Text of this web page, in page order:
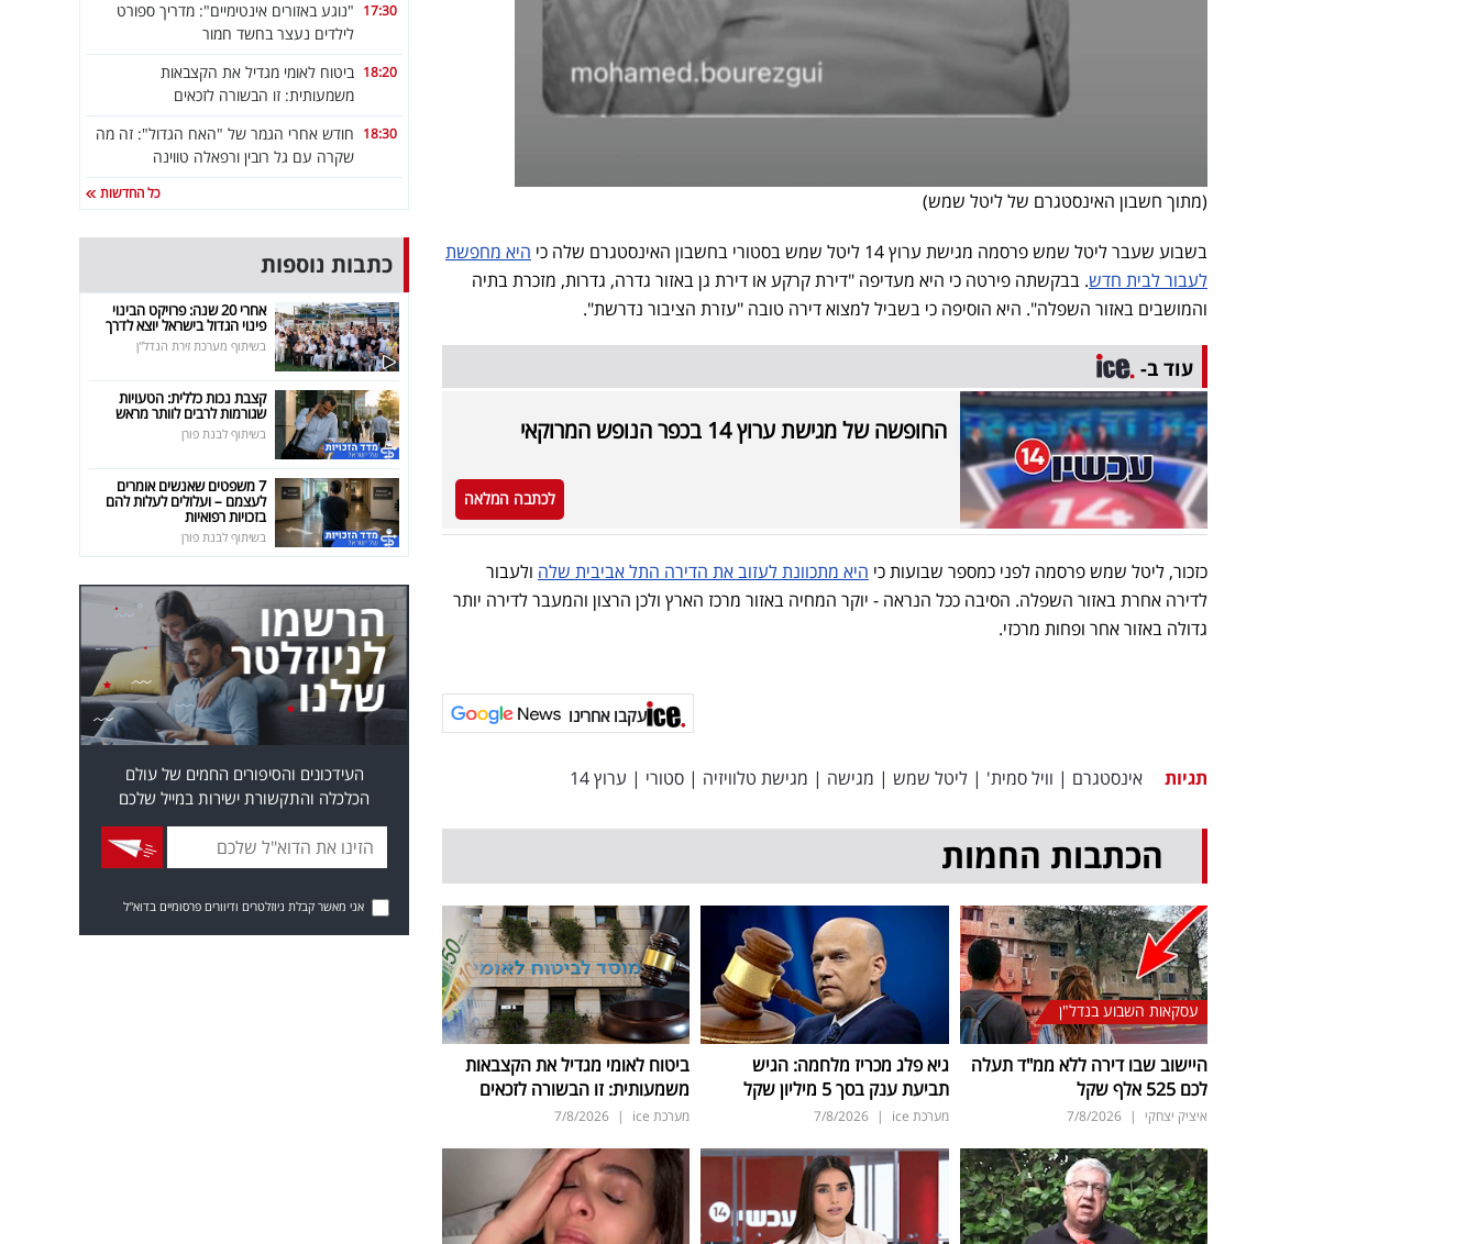
(מתוך חשבון האינסטגרם של ליטל שמש)
בשבוע שעבר ליטל שמש פרסמה מגישת ערוץ 14 ליטל שמש בסטורי בחשבון האינסטגרם שלה כי
היא מחפשת
לעבור לבית חדש. בבקשתה פירטה כי היא מעדיפה "דירת קרקע או דירת גן באזור גדרה, גדרות, מזכרת בתיה
והמושבים באזור השפלה". היא הוסיפה כי בשביל למצוא דירה טובה "עזרת הציבור נדרשת".
עוד ב-
החופשה של מגישת ערוץ 14 בכפר הנופש המרוקאי
לכתבה המלאה
כזכור, ליטל שמש פרסמה לפני כמספר שבועות כי היא מתכוונת לעזוב את הדירה התל אביבית שלה ולעבור
לדירה אחרת באזור השפלה. הסיבה ככל הנראה - יוקר המחיה באזור מרכז הארץ ולכן הרצון והמעבר לדירה יותר
גדולה באזור אחר ופחות מרכזי.
עקבו אחרינו
תגיות אינסטגרם | וויל סמית' | ליטל שמש | מגישה | מגישת טלוויזיה | סטורי | ערוץ 14
הכתבות החמות
עסקאות השבוע בנדל"ן
היישוב שבו דירה ללא ממ"ד תעלה
לכם 525 אלף שקל
איציק יצחקי |
7/8/2026
גיא פלג מכריז מלחמה: הגיש
תביעת ענק בסך 5 מיליון שקל
מערכת ice |
7/8/2026
ביטוח לאומי מגדיל את הקצבאות
משמעותית: זו הבשורה לזכאים
מערכת ice |
7/8/2026
17:30 "נוגע באזורים אינטימיים": מדריך ספורט
לילדים נעצר בחשד חמור
18:20 ביטוח לאומי מגדיל את הקצבאות
משמעותית: זו הבשורה לזכאים
18:30 חודש אחרי הגמר של "האח הגדול": זה מה
שקרה עם גל רובין ורפאלה טווינה
כל החדשות
כתבות נוספות
אחרי 20 שנה: פרויקט הבינוי
פינוי הגדול בישראל יוצא לדרך
בשיתוף מערכת זירת הנדל"ן
קצבת נכות כללית: הטעויות
שגורמות לרבים לוותר מראש
בשיתוף לבנת פורן
7 משפטים שאנשים אומרים
לעצמם – ועלולים לעלות להם
בזכויות רפואיות
בשיתוף לבנת פורן
העידכונים והסיפורים החמים של עולם
הכלכלה והתקשורת ישירות במייל שלכם
אני מאשר קבלת ניוזלטרים ודיוורים פרסומיים בדוא"ל